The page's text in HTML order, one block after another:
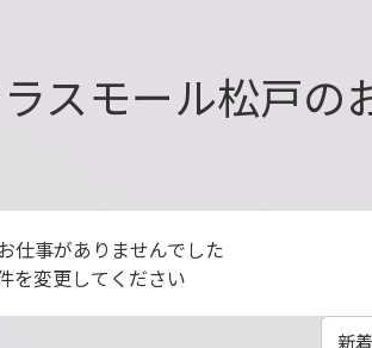
スモール松戸の
仕事がありませんでした
を変更してください